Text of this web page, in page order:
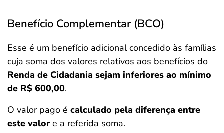
Benefício Complementar (BCO)
Esse é um benefício adicional concedido às famílias
cuja soma dos valores relativos aos benefícios do
Renda de Cidadania sejam inferiores ao mínimo
de R$ 600,00.
O valor pago é calculado pela diferença entre
este valore a referida soma.